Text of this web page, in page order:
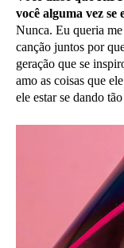
você alguma vez se
Nunca. Eu queria
canção juntos por
geração que se
amo as coisas que
ele estar se dando